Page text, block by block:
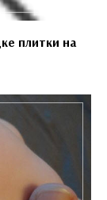
плитки на